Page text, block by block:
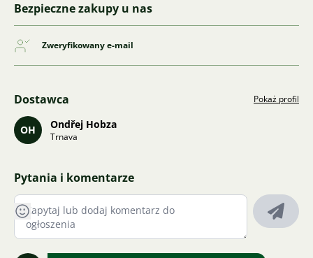
Bezpieczne zakupy u nas
Zweryfikowany e-mail
Dostawca Pokaż profil
OH Ondřej Hobza
Trnava
Pytania i komentarze